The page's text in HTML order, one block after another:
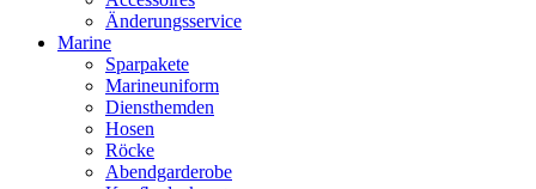
Änderungsservice
Marine
Sparpakete
Marineuniform
Diensthemden
Hosen
Röcke
Abendgarderobe